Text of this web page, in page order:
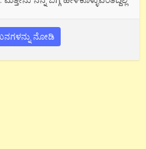
ನೋಡಿ